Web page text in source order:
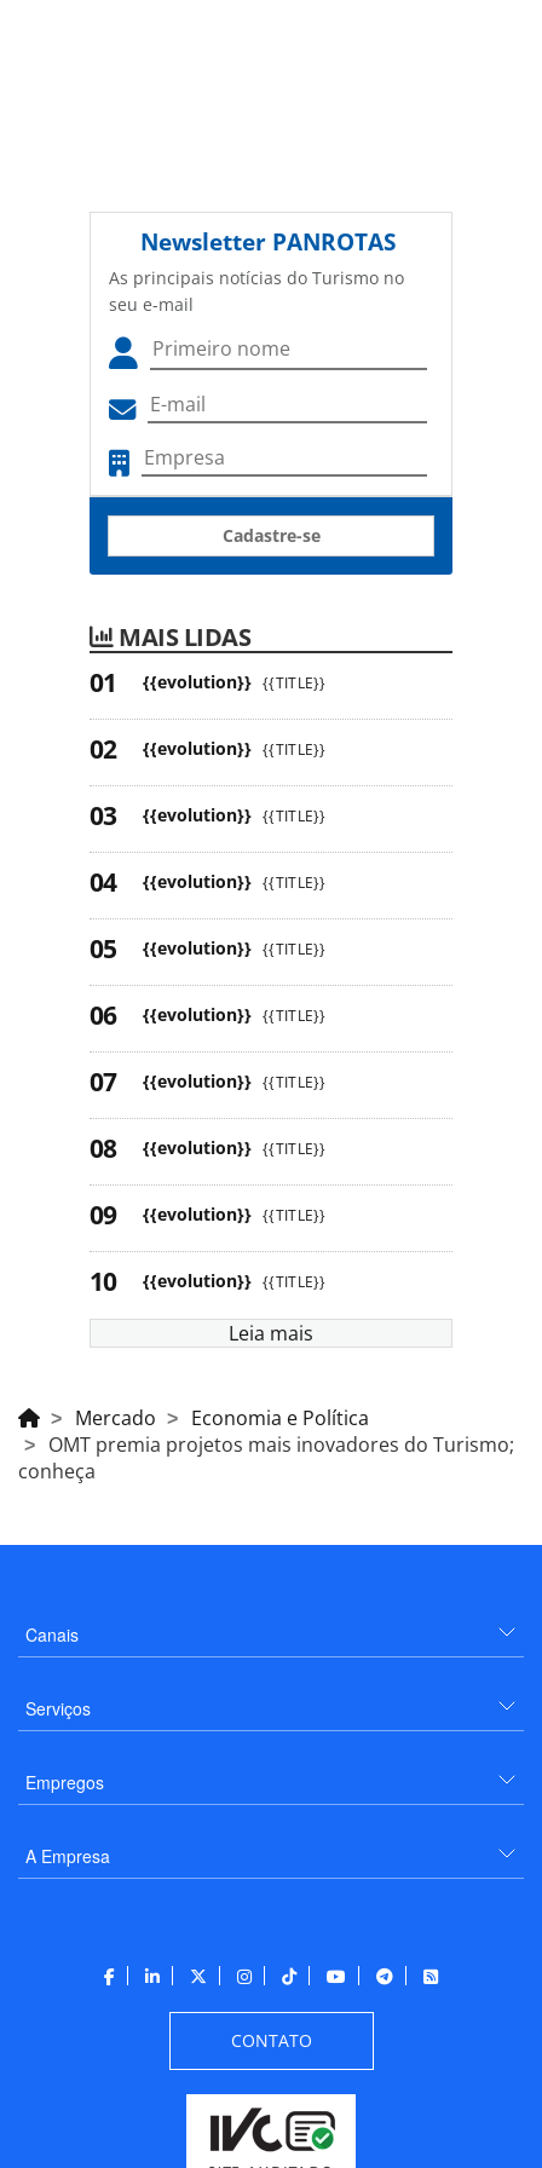
Newsletter PANROTAS
As principais notícias do Turismo no
seu e-mail
Cadastre-se
MAIS LIDAS
{{evolution}} {{TITLE}}
{{evolution}} {{TITLE}}
{{evolution}} {{TITLE}}
{{evolution}} {{TITLE}}
{{evolution}} {{TITLE}}
{{evolution}} {{TITLE}}
{{evolution}} {{TITLE}}
{{evolution}} {{TITLE}}
{{evolution}} {{TITLE}}
{{evolution}} {{TITLE}}
Leia mais
Mercado
Economia e Política
OMT premia projetos mais inovadores do Turismo;
conheça
Canais
Serviços
Empregos
A Empresa
CONTATO